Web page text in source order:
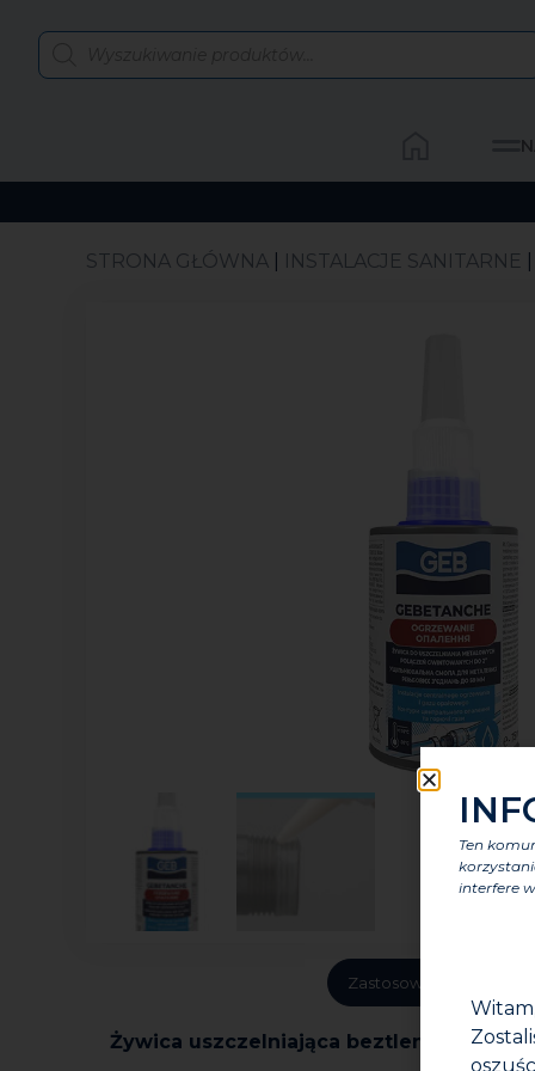
STRONA GŁÓWNA INSTALACJE SANITARNE
Zastosowanie
Żywica uszczelniająca beztlenowo z
Ten
interfere